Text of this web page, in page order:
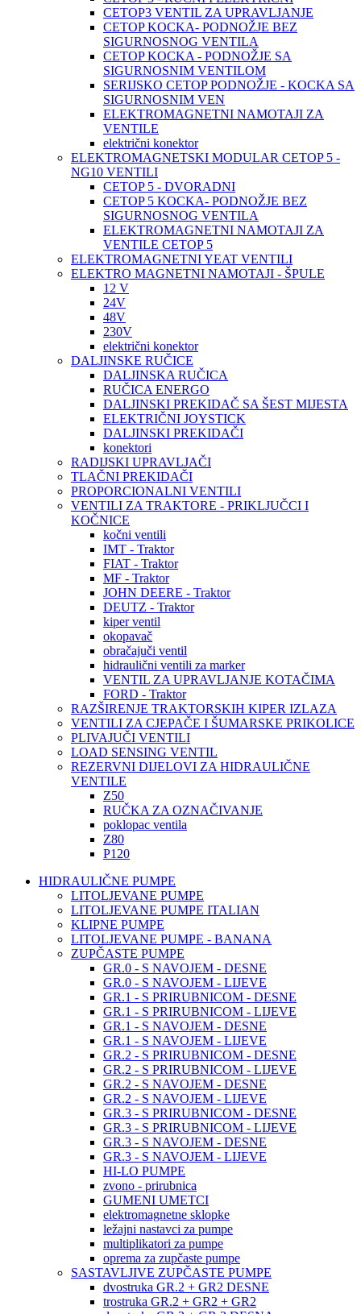
CETOP3 VENTIL ZA UPRAVLJANJE
CETOP KOCKA- PODNOŽJE BEZ
SIGURNOSNOG VENTILA
CETOP KOCKA - PODNOŽJE SA
SIGURNOSNIM VENTILOM
SERIJSKO CETOP PODNOŽJE - KOCKA SA
SIGURNOSNIM VEN
ELEKTROMAGNETNI NAMOTAJI ZA
VENTILE
električni konektor
ELEKTROMAGNETSKI MODULAR CETOP 5 -
NG10 VENTILI
CETOP 5 - DVORADNI
CETOP 5 KOCKA- PODNOŽJE BEZ
SIGURNOSNOG VENTILA
ELEKTROMAGNETNI NAMOTAJI ZA
VENTILE CETOP 5
ELEKTROMAGNETNI YEAT VENTILI
ELEKTRO MAGNETNI NAMOTAJI - ŠPULE
12 V
24V
48V
230V
električni konektor
DALJINSKE RUČICE
DALJINSKA RUČICA
RUČICA ENERGO
DALJINSKI PREKIDAČ SA ŠEST MIJESTA
ELEKTRIČNI JOYSTICK
DALJINSKI PREKIDAČI
konektori
RADIJSKI UPRAVLJAČI
TLAČNI PREKIDAČI
PROPORCIONALNI VENTILI
VENTILI ZA TRAKTORE - PRIKLJUČCI I
KOČNICE
kočni ventili
IMT - Traktor
FIAT - Traktor
MF - Traktor
JOHN DEERE - Traktor
DEUTZ - Traktor
kiper ventil
okopavač
obračajuči ventil
hidraulični ventili za marker
VENTIL ZA UPRAVLJANJE KOTAČIMA
FORD - Traktor
RAZŠIRENJE TRAKTORSKIH KIPER IZLAZA
VENTILI ZA CJEPAČE I ŠUMARSKE PRIKOLICE
PLIVAJUČI VENTILI
LOAD SENSING VENTIL
REZERVNI DIJELOVI ZA HIDRAULIČNE
VENTILE
Z50
RUČKA ZA OZNAČIVANJE
poklopac ventila
Z80
P120
HIDRAULIČNE PUMPE
LITOLJEVANE PUMPE
LITOLJEVANE PUMPE ITALIAN
KLIPNE PUMPE
LITOLJEVANE PUMPE - BANANA
ZUPČASTE PUMPE
GR.0 - S NAVOJEM - DESNE
GR.0 - S NAVOJEM - LIJEVE
GR.1 - S PRIRUBNICOM - DESNE
GR.1 - S PRIRUBNICOM - LIJEVE
GR.1 - S NAVOJEM - DESNE
GR.1 - S NAVOJEM - LIJEVE
GR.2 - S PRIRUBNICOM - DESNE
GR.2 - S PRIRUBNICOM - LIJEVE
GR.2 - S NAVOJEM - DESNE
GR.2 - S NAVOJEM - LIJEVE
GR.3 - S PRIRUBNICOM - DESNE
GR.3 - S PRIRUBNICOM - LIJEVE
GR.3 - S NAVOJEM - DESNE
GR.3 - S NAVOJEM - LIJEVE
HI-LO PUMPE
zvono - prirubnica
GUMENI UMETCI
elektromagnetne sklopke
ležajni nastavci za pumpe
multiplikatori za pumpe
oprema za zupčaste pumpe
SASTAVLJIVE ZUPČASTE PUMPE
dvostruka GR.2 + GR2 DESNE
trostruka GR.2 + GR2 + GR2